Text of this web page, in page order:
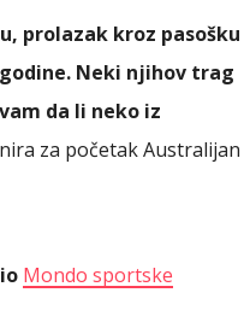
prolazak kroz pasošku
Neki njihov trag
da li neko iz
za početak Australijan
Mondo sportske